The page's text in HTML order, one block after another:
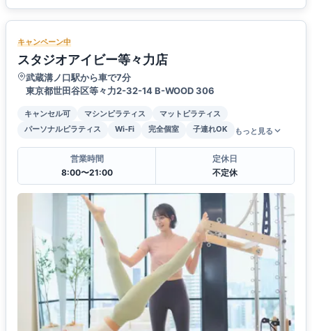
キャンペーン中
スタジオアイビー等々力店
武蔵溝ノ口駅から車で7分
東京都世田谷区等々力2-32-14 B-WOOD 306
キャンセル可 マシンピラティス
マットピラティス
パーソナルピラティス
Wi-Fi 完全個室 子連れOK もっと見る
営業時間
8:00〜21:00
定休日
不定休